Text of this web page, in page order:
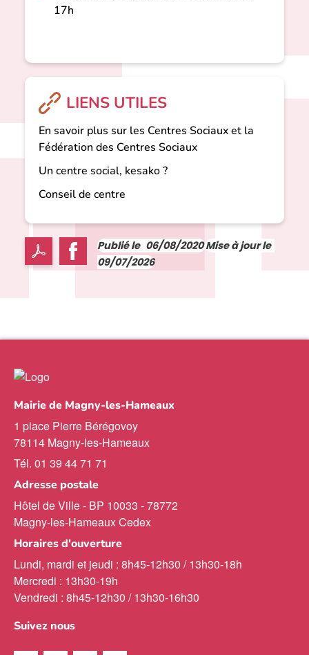
17h
LIENS UTILES
En savoir plus sur les Centres Sociaux et la
Fédération des Centres Sociaux
Un centre social, kesako ?
Conseil de centre
Publié le 06/08/2020 Mise à jour le
09/07/2026
Mairie de Magny-les-Hameaux
1 place Pierre Bérégovoy
78114 Magny-les-Hameaux
Tél. 01 39 44 71 71
Adresse postale
Hôtel de Ville - BP 10033 - 78772
Magny-les-Hameaux Cedex
Horaires d'ouverture
Lundi, mardi et jeudi : 8h45-12h30 / 13h30-18h
Mercredi : 13h30-19h
Vendredi : 8h45-12h30 / 13h30-16h30
Suivez nous